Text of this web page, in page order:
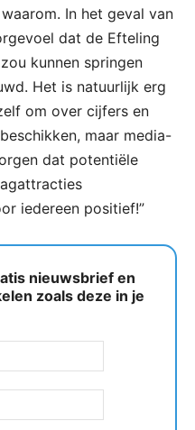
In het geval van
dat de Efteling
kunnen springen
Het is natuurlijk erg
om over cijfers en
maar media-
dat potentiële
iedereen positief!”
nieuwsbrief en
zoals deze in je